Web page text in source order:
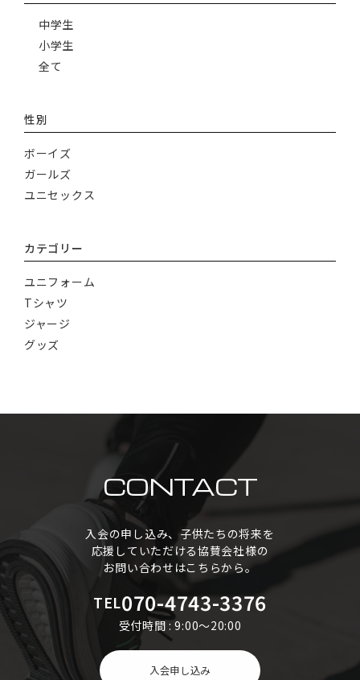
中学生
小学生
全て
性別
ボーイズ
ガールズ
ユニセックス
カテゴリー
ユニフォーム
Tシャツ
ジャージ
グッズ
CONTACT
入会の申し込み、子供たちの将来を
応援していただける協賛会社様の
お問い合わせはこちらから。
TEL070-4743-3376
受付時間 : 9:00～20:00
入会申し込み